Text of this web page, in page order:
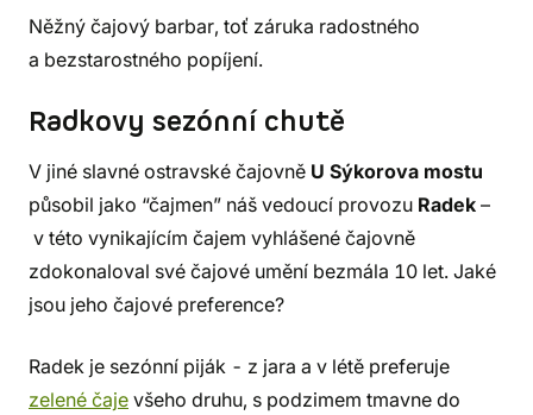
Něžný čajový barbar, toť záruka radostného
a bezstarostného popíjení.
Radkovy sezónní chutě
V jiné slavné ostravské čajovně U Sýkorova mostu
působil jako “čajmen” náš vedoucí provozu Radek –
v této vynikajícím čajem vyhlášené čajovně
zdokonaloval své čajové umění bezmála 10 let. Jaké
jsou jeho čajové preference?
Radek je sezónní piják - z jara a v létě preferuje
zelené čaje všeho druhu, s podzimem tmavne do